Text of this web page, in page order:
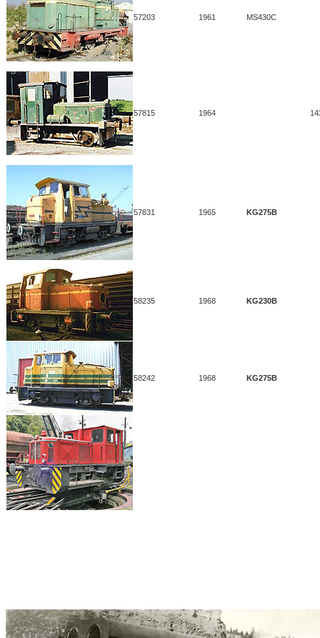
57203 1961 MS430C
57815 1964
57831 1965 KG275B
58235 1968 KG230B
58242 1968 KG275B